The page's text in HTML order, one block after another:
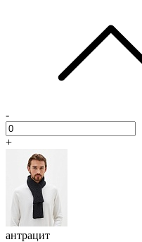
-
+
антрацит